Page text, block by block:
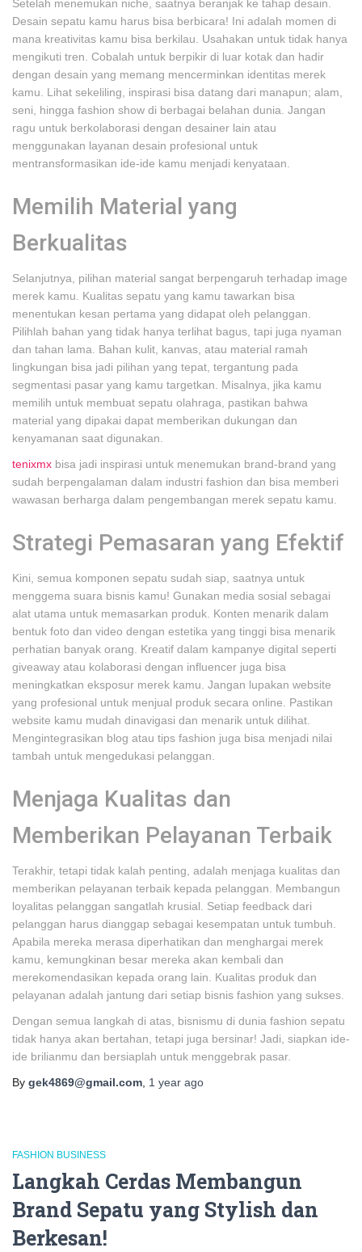
Setelah menemukan niche, saatnya beranjak ke tahap desain.
Desain sepatu kamu harus bisa berbicara! Ini adalah momen di
mana kreativitas kamu bisa berkilau. Usahakan untuk tidak hanya
mengikuti tren. Cobalah untuk berpikir di luar kotak dan hadir
dengan desain yang memang mencerminkan identitas merek
kamu. Lihat sekeliling, inspirasi bisa datang dari manapun; alam,
seni, hingga fashion show di berbagai belahan dunia. Jangan
ragu untuk berkolaborasi dengan desainer lain atau
menggunakan layanan desain profesional untuk
mentransformasikan ide-ide kamu menjadi kenyataan.
Memilih Material yang
Berkualitas
Selanjutnya, pilihan material sangat berpengaruh terhadap image
merek kamu. Kualitas sepatu yang kamu tawarkan bisa
menentukan kesan pertama yang didapat oleh pelanggan.
Pilihlah bahan yang tidak hanya terlihat bagus, tapi juga nyaman
dan tahan lama. Bahan kulit, kanvas, atau material ramah
lingkungan bisa jadi pilihan yang tepat, tergantung pada
segmentasi pasar yang kamu targetkan. Misalnya, jika kamu
memilih untuk membuat sepatu olahraga, pastikan bahwa
material yang dipakai dapat memberikan dukungan dan
kenyamanan saat digunakan.
tenixmx bisa jadi inspirasi untuk menemukan brand-brand yang
sudah berpengalaman dalam industri fashion dan bisa memberi
wawasan berharga dalam pengembangan merek sepatu kamu.
Strategi Pemasaran yang Efektif
Kini, semua komponen sepatu sudah siap, saatnya untuk
menggema suara bisnis kamu! Gunakan media sosial sebagai
alat utama untuk memasarkan produk. Konten menarik dalam
bentuk foto dan video dengan estetika yang tinggi bisa menarik
perhatian banyak orang. Kreatif dalam kampanye digital seperti
giveaway atau kolaborasi dengan influencer juga bisa
meningkatkan eksposur merek kamu. Jangan lupakan website
yang profesional untuk menjual produk secara online. Pastikan
website kamu mudah dinavigasi dan menarik untuk dilihat.
Mengintegrasikan blog atau tips fashion juga bisa menjadi nilai
tambah untuk mengedukasi pelanggan.
Menjaga Kualitas dan
Memberikan Pelayanan Terbaik
Terakhir, tetapi tidak kalah penting, adalah menjaga kualitas dan
memberikan pelayanan terbaik kepada pelanggan. Membangun
loyalitas pelanggan sangatlah krusial. Setiap feedback dari
pelanggan harus dianggap sebagai kesempatan untuk tumbuh.
Apabila mereka merasa diperhatikan dan menghargai merek
kamu, kemungkinan besar mereka akan kembali dan
merekomendasikan kepada orang lain. Kualitas produk dan
pelayanan adalah jantung dari setiap bisnis fashion yang sukses.
Dengan semua langkah di atas, bisnismu di dunia fashion sepatu
tidak hanya akan bertahan, tetapi juga bersinar! Jadi, siapkan ide-
ide brilianmu dan bersiaplah untuk menggebrak pasar.
By gek4869@gmail.com 1 year ago
FASHION BUSINESS
Langkah Cerdas Membangun
Brand Sepatu yang Stylish dan
Berkesan!